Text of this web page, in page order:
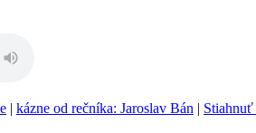
| kázne od rečníka: Jaroslav Bán |